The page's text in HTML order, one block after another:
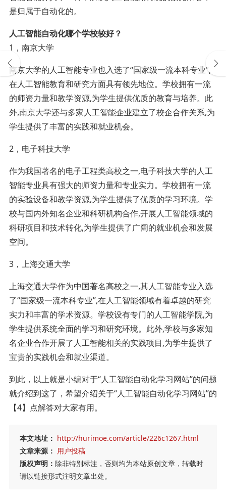
是归属于自动化的。
人工智能自动化哪个学校较好？
1，南京大学
南京大学的人工智能专业也入选了“国家级一流本科专业”,
在人工智能教育和研究方面具有领先地位。学校拥有一流
的师资力量和教学资源,为学生提供优质的教育与培养。此
外,南京大学还与多家人工智能企业建立了校企合作关系,为
学生提供了丰富的实践和就业机会。
2，电子科技大学
作为我国著名的电子工程类高校之一,电子科技大学的人工
智能专业具有强大的师资力量和专业实力。学校拥有一流
的实验设备和教学资源,为学生提供了优质的学习环境。学
校与国内外知名企业和科研机构合作,开展人工智能领域的
科研项目和技术转化,为学生提供了广阔的就业机会和发展
空间。
3，上海交通大学
上海交通大学作为中国著名高校之一,其人工智能专业入选
了“国家级一流本科专业”,在人工智能领域有着卓越的研究
实力和丰富的学术资源。学校设有专门的人工智能学院,为
学生提供系统全面的学习和研究环境。此外,学校与多家知
名企业合作开展了人工智能相关的实践项目,为学生提供了
宝贵的实践机会和就业渠道。
到此，以上就是小编对于“人工智能自动化学习网站”的问题
就介绍到这了，希望介绍关于“人工智能自动化学习网站”的
【4】点解答对大家有用。
本文地址： http://hurimoe.com/article/226c1267.html
文章来源： 用户投稿
版权声明： 除非特别标注，否则均为本站原创文章，转载时
请以链接形式注明文章出处。